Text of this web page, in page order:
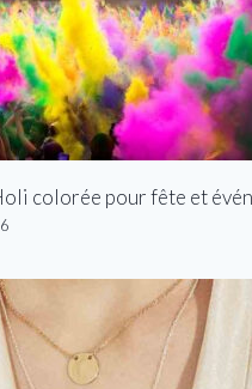
colorée pour fête et